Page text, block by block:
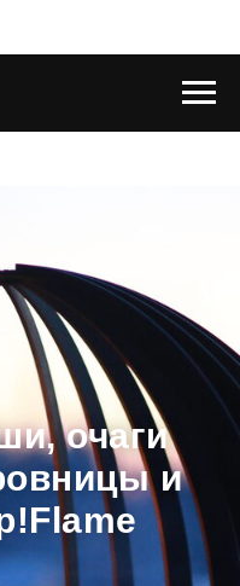
очаги
и